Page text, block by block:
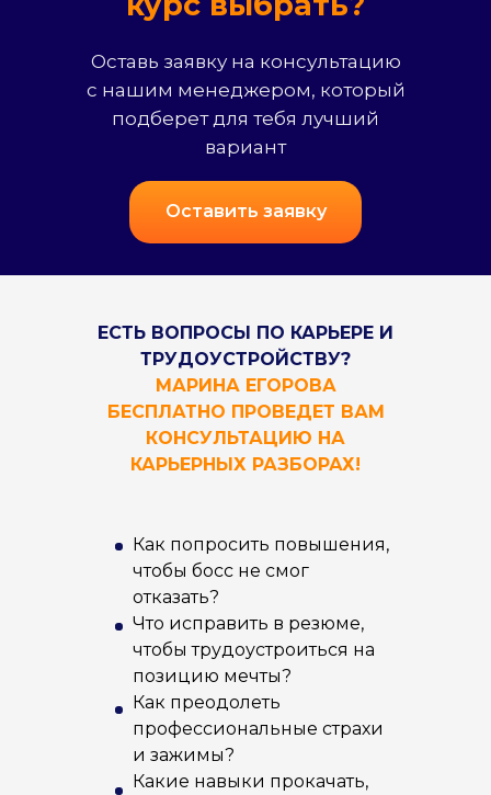
Оставить заявку
Оставь заявку на консультацию
с нашим менеджером, который
подберет для тебя лучший
вариант
ЕСТЬ ВОПРОСЫ ПО КАРЬЕРЕ И
ТРУДОУСТРОЙСТВУ?
МАРИНА ЕГОРОВА
БЕСПЛАТНО ПРОВЕДЕТ ВАМ
КОНСУЛЬТАЦИЮ НА
КАРЬЕРНЫХ РАЗБОРАХ!
Как попросить повышения,
чтобы босс не смог
отказать?
Что исправить в резюме,
чтобы трудоустроиться на
позицию мечты?
Как преодолеть
профессиональные страхи
и зажимы?
Какие навыки прокачать,